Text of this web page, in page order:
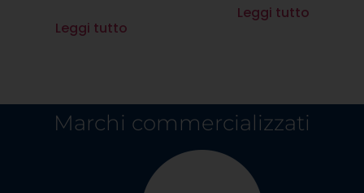
Leggi tutto
Leggi tutto
Marchi commercializzati